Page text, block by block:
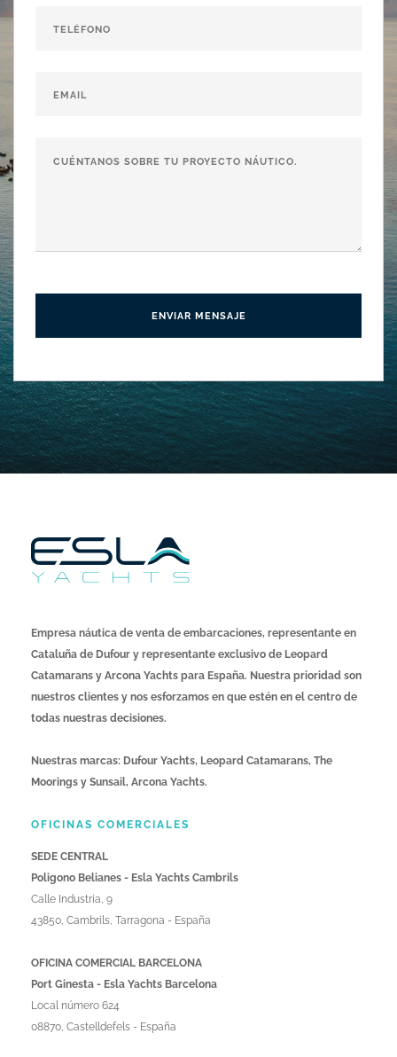
ENVIAR MENSAJE
Empresa náutica de venta de embarcaciones, representante en
Cataluña de Dufour y representante exclusivo de Leopard
Catamarans y Arcona Yachts para España. Nuestra prioridad son
nuestros clientes y nos esforzamos en que estén en el centro de
todas nuestras decisiones.
Nuestras marcas: Dufour Yachts, Leopard Catamarans, The
Moorings y Sunsail, Arcona Yachts.
OFICINAS COMERCIALES
SEDE CENTRAL
Poligono Belianes - Esla Yachts Cambrils
Calle Industria, 9
43850, Cambrils, Tarragona - España
OFICINA COMERCIAL BARCELONA
Port Ginesta - Esla Yachts Barcelona
Local número 624
08870, Castelldefels - España